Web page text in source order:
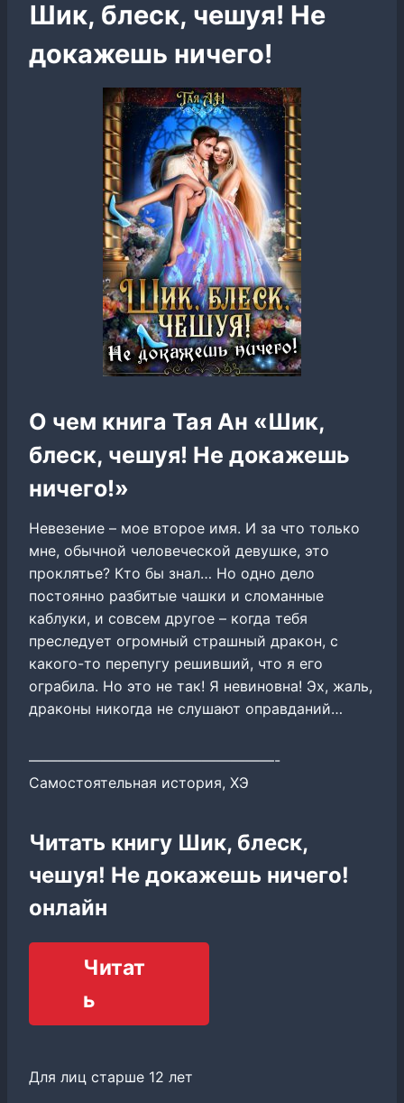
Шик, блеск, чешуя! Не
докажешь ничего!
О чем книга Тая Ан «Шик,
блеск, чешуя! Не докажешь
ничего!»
Невезение – мое второе имя. И за что только
мне, обычной человеческой девушке, это
проклятье? Кто бы знал… Но одно дело
постоянно разбитые чашки и сломанные
каблуки, и совсем другое – когда тебя
преследует огромный страшный дракон, с
какого-то перепугу решивший, что я его
ограбила. Но это не так! Я невиновна! Эх, жаль,
драконы никогда не слушают оправданий…
—————————————————-
Самостоятельная история, ХЭ
Читать книгу Шик, блеск,
чешуя! Не докажешь ничего!
онлайн
Читат
ь
Для лиц старше 12 лет